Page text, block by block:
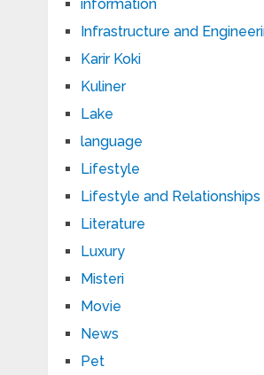
information
Infrastructure and
Karir Koki
Kuliner
Lake
language
Lifestyle
Lifestyle and Relationships
Literature
Luxury
Misteri
Movie
News
Pet